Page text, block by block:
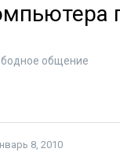
общение
8, 2010